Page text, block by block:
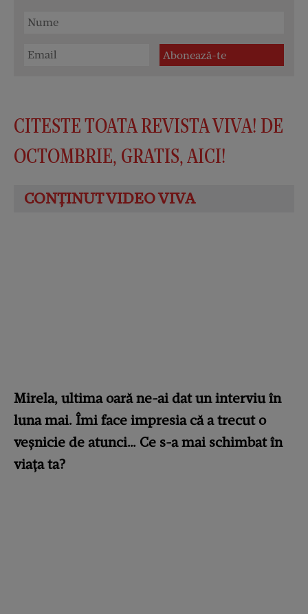
CITESTE TOATA REVISTA VIVA! DE
OCTOMBRIE, GRATIS, AICI!
Mirela, ultima oară ne-ai dat un interviu în
luna mai. Îmi face impresia că a trecut o
veșnicie de atunci… Ce s-a mai schimbat în
viața ta?